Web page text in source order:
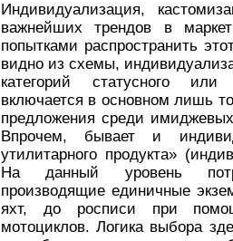
Индивидуализация,
важнейших трендов в
попытками распространить
видно из схемы,
категорий статусного или
включается в основном лишь
предложения среди
Впрочем, бывает и
утилитарного продукта»
На данный уровень
производящие единичные
яхт, до росписи при
мотоциклов. Логика выбора